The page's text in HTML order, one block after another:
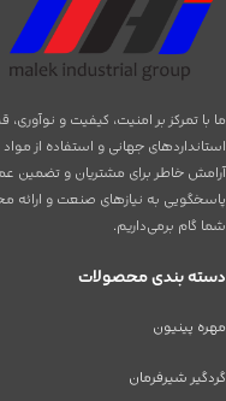
ما با تمرکز بر امنیت، کیفیت و
استانداردهای جهانی و استفاده از
آرامش خاطر برای مشتریان و تضمین
پاسخگویی به نیازهای صنعت و ارائه
شما گام برمی‌داریم.
دسته بندی محصولات
مهره پینیون
گردگیر شیرفرمان